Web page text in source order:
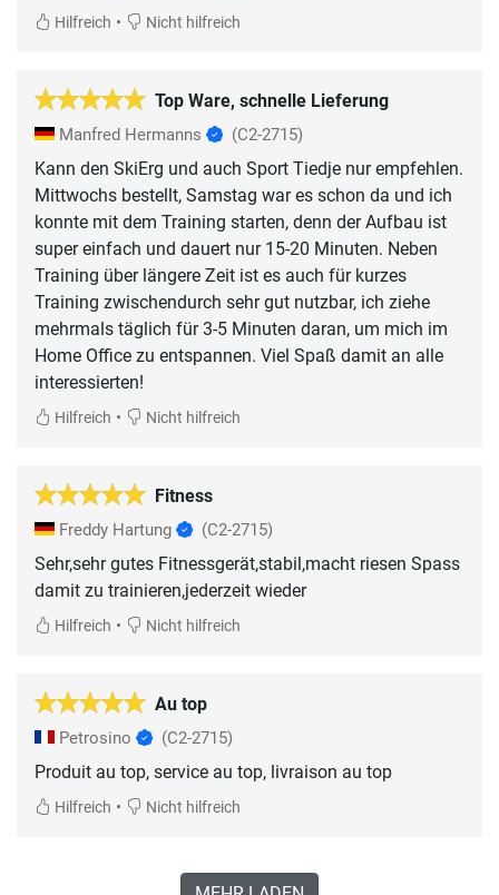
Hilfreich • Nicht hilfreich
Top Ware, schnelle Lieferung
Manfred Hermanns (C2-2715)
Kann den SkiErg und auch Sport Tiedje nur empfehlen.
Mittwochs bestellt, Samstag war es schon da und ich
konnte mit dem Training starten, denn der Aufbau ist
super einfach und dauert nur 15-20 Minuten. Neben
Training über längere Zeit ist es auch für kurzes
Training zwischendurch sehr gut nutzbar, ich ziehe
mehrmals täglich für 3-5 Minuten daran, um mich im
Home Office zu entspannen. Viel Spaß damit an alle
interessierten!
Hilfreich • Nicht hilfreich
Fitness
Freddy Hartung (C2-2715)
Sehr,sehr gutes Fitnessgerät,stabil,macht riesen Spass
damit zu trainieren,jederzeit wieder
Hilfreich • Nicht hilfreich
Au top
Petrosino (C2-2715)
Produit au top, service au top, livraison au top
Hilfreich • Nicht hilfreich